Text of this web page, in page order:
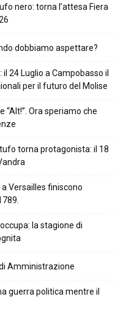
nero: torna l’attesa Fiera
dobbiamo aspettare?
24 Luglio a Campobasso il
per il futuro del Molise
“Alt!”. Ora speriamo che
torna protagonista: il 18
Versailles finiscono
la stagione di
Amministrazione
guerra politica mentre il